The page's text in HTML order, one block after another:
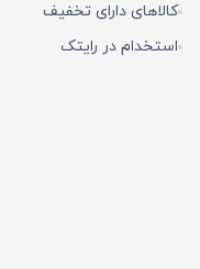
کالاهای دارای تخفیف
استخدام در رایتک